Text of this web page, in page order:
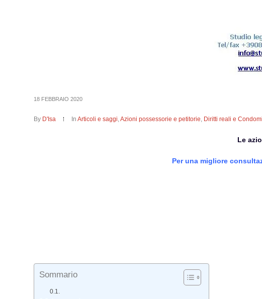
18 FEBBRAIO 2020
By D'Isa InArticoli e saggi,Azioni possessorie e petitorie, Diritti reali e
Le
Per una migliore
Sommario